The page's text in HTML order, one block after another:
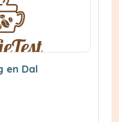
en Dal